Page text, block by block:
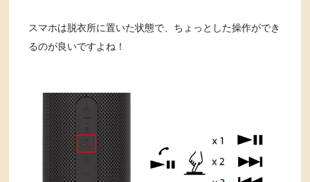
スマホは脱衣所に置いた状態で、ちょっとした操作ができ
るのが良いですよね！